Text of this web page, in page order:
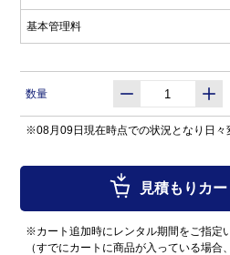
基本管理料
数量
※08月09日現在時点での状況となり日々
見積もりカ
※カート追加時にレンタル期間をご指定
（すでにカートに商品が入っている場